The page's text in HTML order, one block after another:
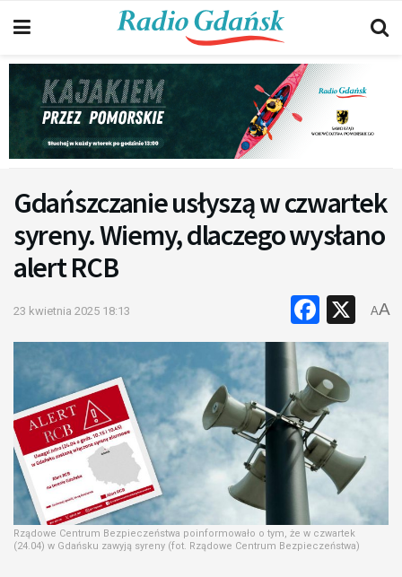
Gdańszczanie usłyszą w czwartek
syreny. Wiemy, dlaczego wysłano
alert RCB
23 kwietnia 2025 18:13 X
AA
Rządowe Centrum Bezpieczeństwa poinformowało o tym, że w czwartek
(24.04) w Gdańsku zawyją syreny (fot. Rządowe Centrum Bezpieczeństwa)